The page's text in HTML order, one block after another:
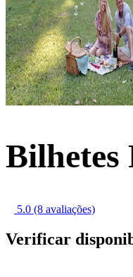
Bilhetes
5.0 (8 avaliações)
Verificar